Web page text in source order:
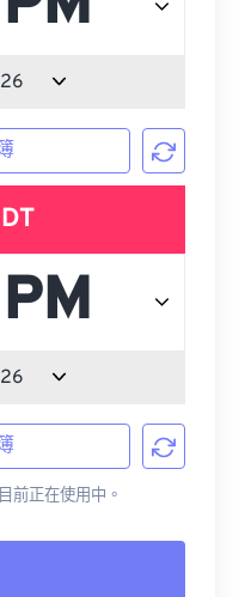
前正在使用中。